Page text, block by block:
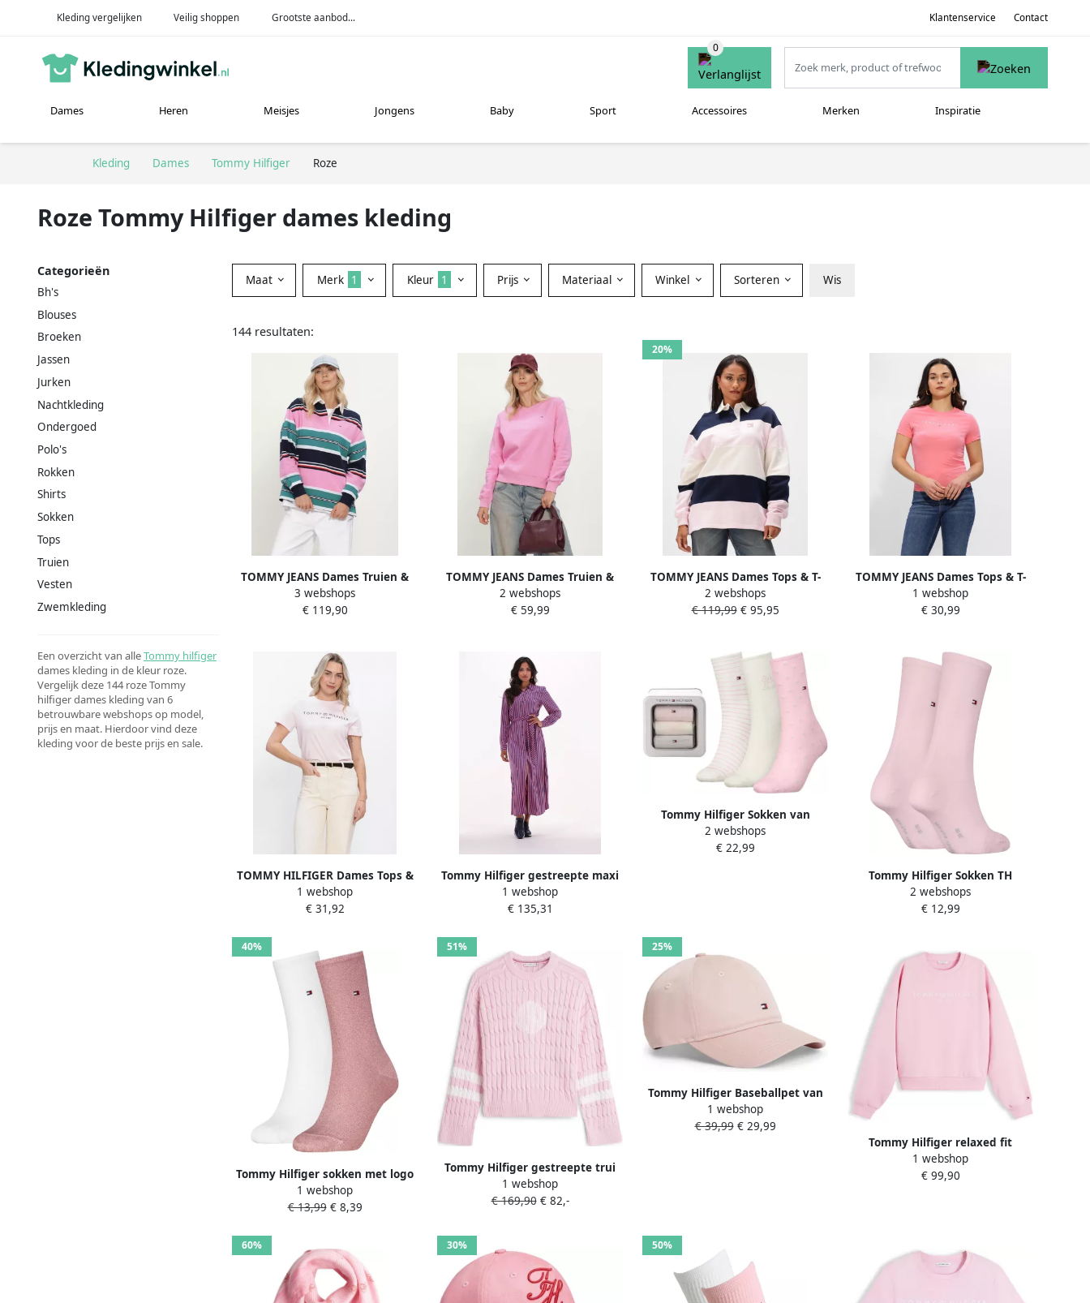
Kleding vergelijken Veilig shoppen Grootste aanbod... Klantenservice Contact
Dames Heren Meisjes Jongens Baby Sport Accessoires Merken Inspiratie
Kleding Dames Tommy Hilfiger Roze
Roze Tommy Hilfiger dames kleding
Categorieën
Bh's
Blouses
Broeken
Jassen
Jurken
Nachtkleding
Ondergoed
Polo's
Rokken
Shirts
Sokken
Tops
Truien
Vesten
Zwemkleding
Een overzicht van alleTommy hilfiger
dames kleding in de kleur roze.
Vergelijk deze 144 roze Tommy
hilfiger dames kleding van 6
betrouwbare webshops op model,
prijs en maat. Hierdoor vind deze
kleding voor de beste prijs en sale.
Maat Merk 1 Kleur 1 Prijs Materiaal Winkel Sorteren Wis
144 resultaten:
TOMMY JEANS Dames Truien &
Vesten Tjw Rlx Multi Stripe
Rugby Ext Multi
3 webshops
€ 119,90
TOMMY JEANS Dames Truien &
Vesten Tjw Reg S Flag Crew Roze
2 webshops
€ 59,99
20%
TOMMY JEANS Dames Tops & T-
shirts Tjw Badge Stripe Rugby
Multi
2 webshops
€ 119,99€ 95,95
TOMMY JEANS Dames Tops & T-
shirts Tjw Slim Linear Tee Ext
Roze
1 webshop
€ 30,99
TOMMY HILFIGER Dames Tops &
T-shirts Reg Corp Logo Lichtroze
1 webshop
€ 31,92
Tommy Hilfiger gestreepte maxi
blousejurk rood donkerblauw
1 webshop
€ 135,31
Tommy Hilfiger Sokken van
katoenmix in een set van 3 paar
2 webshops
€ 22,99
Tommy Hilfiger Sokken TH
WOMEN SOCK CASUAL 2P (2 paar
2 paar)
2 webshops
€ 12,99
40%
Tommy Hilfiger sokken met logo
roze wit (set van 2)
1 webshop
€ 13,99€ 8,39
51%
Tommy Hilfiger gestreepte trui
lichtroze
1 webshop
€ 169,90€ 82,-
25%
Tommy Hilfiger Baseballpet van
puur katoen
1 webshop
€ 39,99€ 29,99
Tommy Hilfiger relaxed fit
sweatshirt van katoenmix
1 webshop
€ 99,90
60% 30% 50%